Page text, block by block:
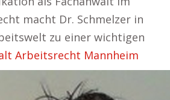
macht Dr. Schmelzer in
zu einer wichtigen
Arbeitsrecht Mannheim